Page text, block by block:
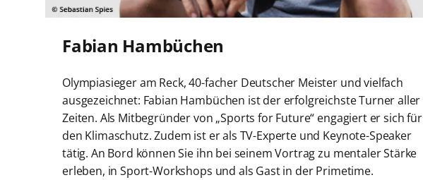
Fabian Hambüchen
Olympiasieger am Reck, 40-facher Deutscher Meister und vielfach
ausgezeichnet: Fabian Hambüchen ist der erfolgreichste Turner aller
Zeiten. Als Mitbegründer von „Sports for Future“ engagiert er sich für
den Klimaschutz. Zudem ist er als TV-Experte und Keynote-Speaker
tätig. An Bord können Sie ihn bei seinem Vortrag zu mentaler Stärke
erleben, in Sport-Workshops und als Gast in der Primetime.